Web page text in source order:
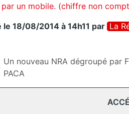
un mobile. (chiffre non
le 18/08/2014 à 14h11 par La
Un nouveau NRA dégroupé par
PACA